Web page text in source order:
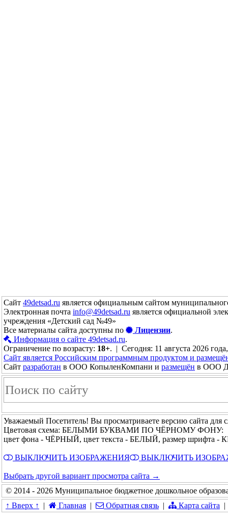
Сайт 49detsad.ru является официальным сайтом
Электронная почта info@49detsad.ru является официальной
учреждения «Детский сад №49»
Все материалы сайта доступны по
Лицензии.
Информация о сайте 49detsad.ru.
Ограничение по возрасту: 18+. | Сегодня: 11 августа 2026
Сайт является Российским программным продуктом и
Сайт разработан в ООО КопыленКомпани и размещён в ООО
Уважаемый Посетитель! Вы просматриваете версию сайта для
Цветовая схема: БЕЛЫМИ БУКВАМИ ПО ЧЁРНОМУ ФОНУ:
цвет фона - ЧЁРНЫЙ, цвет текста - БЕЛЫЙ, размер шрифта
ВЫКЛЮЧИТЬ ИЗОБРАЖЕНИЯ ВЫКЛЮЧИТЬ
Выбрать другой вариант просмотра сайта →
© 2014 - 2026 Муниципальное бюджетное дошкольное
↑ Вверх ↑
| Главная | Обратная связь | Карта сайта